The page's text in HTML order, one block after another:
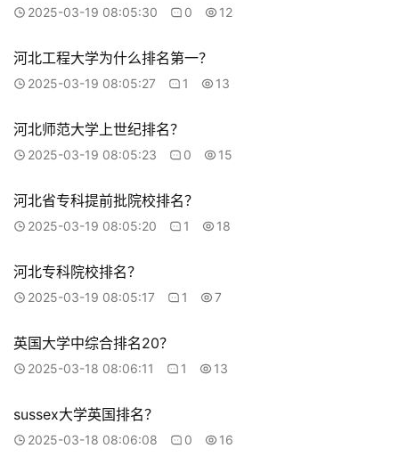
2025-03-19 08:05:30 0 12
河北工程大学为什么排名第一？
2025-03-19 08:05:27 1 13
河北师范大学上世纪排名？
2025-03-19 08:05:23 0 15
河北省专科提前批院校排名？
2025-03-19 08:05:20 1 18
河北专科院校排名？
2025-03-19 08:05:17 1 7
英国大学中综合排名20？
2025-03-18 08:06:11 1 13
sussex大学英国排名？
2025-03-18 08:06:08 0 16